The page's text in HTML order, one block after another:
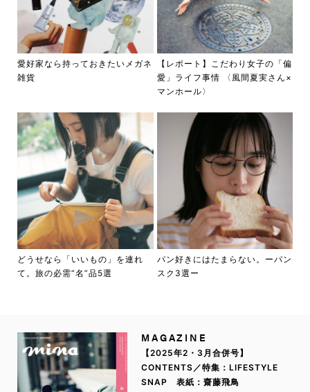
愛好家なら持っておきたいメガネ
雑貨
【レポート】こだわり女子の「偏
愛」ライフ事情 〈風間夏実さん×
マンホール〉
どうせなら「いいもの」を連れ
て。旅の必需“名”品5選
パン好きにはたまらない。ーパン
スク3選ー
MAGAZINE
【2025年2・3月合併号】
CONTENTS／特集：LIFESTYLE
SNAP 表紙：齋藤飛鳥